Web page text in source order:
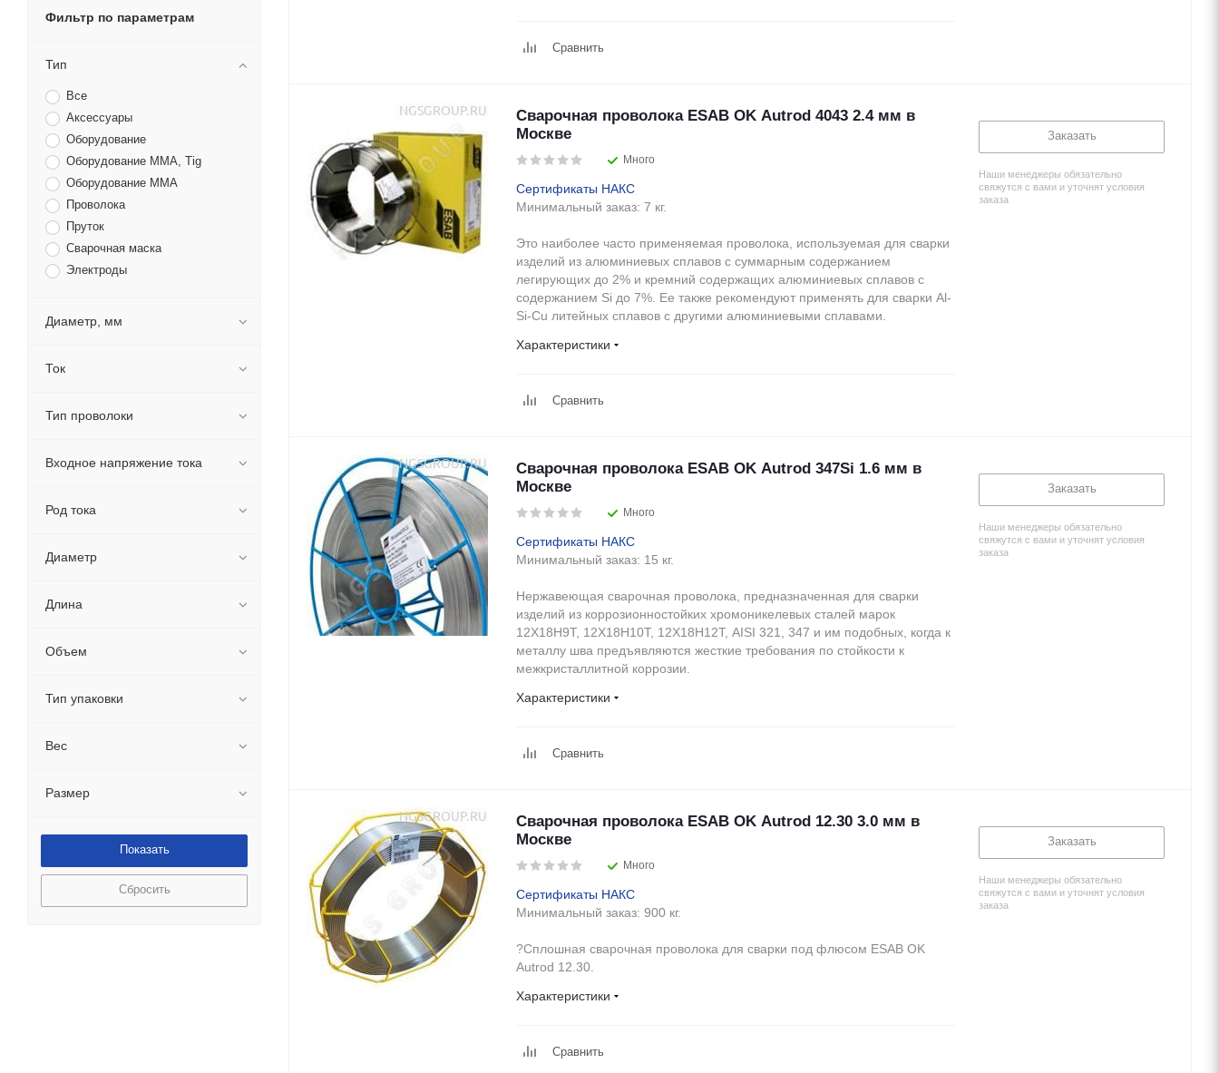
Сравнить
Сварочная проволока ESAB OK Autrod 4043 2.4 мм в
Москве
Много
Сертификаты НАКС
Минимальный заказ: 7 кг.
Это наиболее часто применяемая проволока, используемая для сварки
изделий из алюминиевых сплавов с суммарным содержанием
легирующих до 2% и кремний содержащих алюминиевых сплавов с
содержанием Si до 7%. Ее также рекомендуют применять для сварки Al-
Si-Cu литейных сплавов с другими алюминиевыми сплавами.
Характеристики
Сравнить
Заказать
Наши менеджеры обязательно
свяжутся с вами и уточнят условия
заказа
Сварочная проволока ESAB OK Autrod 347Si 1.6 мм в
Москве
Много
Сертификаты НАКС
Минимальный заказ: 15 кг.
Нержавеющая сварочная проволока, предназначенная для сварки
изделий из коррозионностойких хромоникелевых сталей марок
12Х18Н9Т, 12Х18Н10Т, 12Х18Н12Т, AISI 321, 347 и им подобных, когда к
металлу шва предъявляются жесткие требования по стойкости к
межкристаллитной коррозии.
Характеристики
Сравнить
Заказать
Наши менеджеры обязательно
свяжутся с вами и уточнят условия
заказа
Сварочная проволока ESAB OK Autrod 12.30 3.0 мм в
Москве
Много
Сертификаты НАКС
Минимальный заказ: 900 кг.
?Сплошная сварочная проволока для сварки под флюсом ESAB OK
Autrod 12.30.
Характеристики
Сравнить
Заказать
Наши менеджеры обязательно
свяжутся с вами и уточнят условия
заказа
Фильтр по параметрам
Тип
Все
Аксессуары
Оборудование
Оборудование MMA, Tig
Оборудование ММА
Проволока
Пруток
Сварочная маска
Электроды
Диаметр, мм
Ток
Тип проволоки
Входное напряжение тока
Род тока
Диаметр
Длина
Объем
Тип упаковки
Вес
Размер
Сбросить